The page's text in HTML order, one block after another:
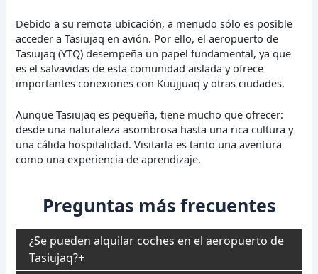
Debido a su remota ubicación, a menudo sólo es posible
acceder a Tasiujaq en avión. Por ello, el aeropuerto de
Tasiujaq (YTQ) desempeña un papel fundamental, ya que
es el salvavidas de esta comunidad aislada y ofrece
importantes conexiones con Kuujjuaq y otras ciudades.
Aunque Tasiujaq es pequeña, tiene mucho que ofrecer:
desde una naturaleza asombrosa hasta una rica cultura y
una cálida hospitalidad. Visitarla es tanto una aventura
como una experiencia de aprendizaje.
Preguntas más frecuentes
¿Se pueden alquilar coches en el aeropuerto de
Tasiujaq?